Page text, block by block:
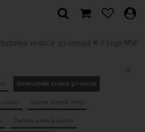
vindecă- gri cenușă > Logo
Generozitatea vindecă- gri cenușă
untului
Iubirea vindecă- maro
Credința vindecă- vișiniu